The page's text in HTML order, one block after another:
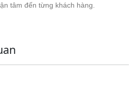
tâm đến từng khách hàng.